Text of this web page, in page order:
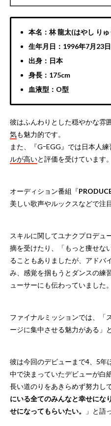
本名：林 龍太(はやし りゅ
生年月日：1996年7月23日
出身：日本
身長：175cm
血液型：O型
彼はふんわりとした穏やかな雰
気も魅力的です。
また、『GｰEGG』では日本人
ルが高いと評価を受けています。
オーディション番組『
美しい歌声やルックスなどで注
スキルに関してユナクプロデュ
摘を受けたり、「もっと痩せな
ることもありましたが、アドバ
み、感覚を掴もうとダンスの練
ューサーにも伝わっていました。
ファイナルミッションでは、「
ージに集中させる魅力がある」
彼は今回のデビューまで4、5年
中で決まっていたデビューが白
長い道のりをあきらめず努力し
にいる全てのみんなと幸せにな
せになってもらいたい。
」と語